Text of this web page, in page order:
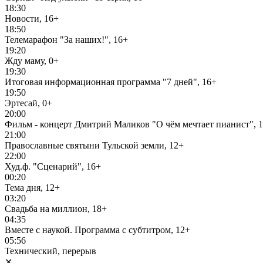
18:30
Новости, 16+
18:50
Телемарафон "За наших!", 16+
19:20
Жду маму, 0+
19:30
Итоговая информационная программа "7 дней", 16+
19:50
Эртесай, 0+
20:00
Фильм - концерт Дмитрий Маликов "О чём мечтает пианист",
21:00
Православные святыни Тульской земли, 12+
22:00
Худ.ф. "Сценарий", 16+
00:20
Тема дня, 12+
03:20
Свадьба на миллион, 18+
04:35
Вместе с наукой. Программа с субтитром, 12+
05:56
Технический, перерыв